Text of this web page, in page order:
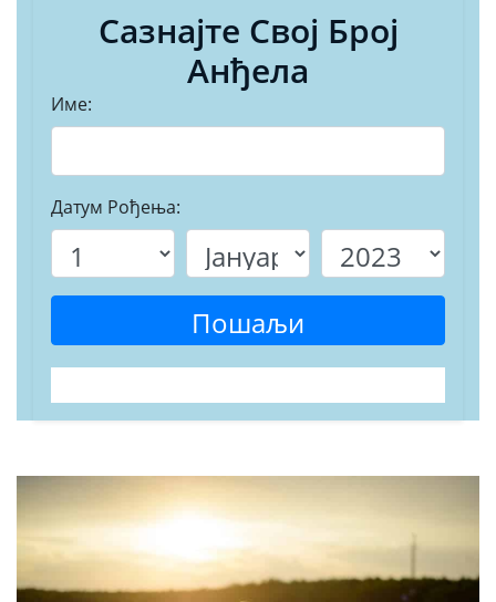
Сазнајте Свој Број
Анђела
Име:
Датум Рођења:
Пошаљи